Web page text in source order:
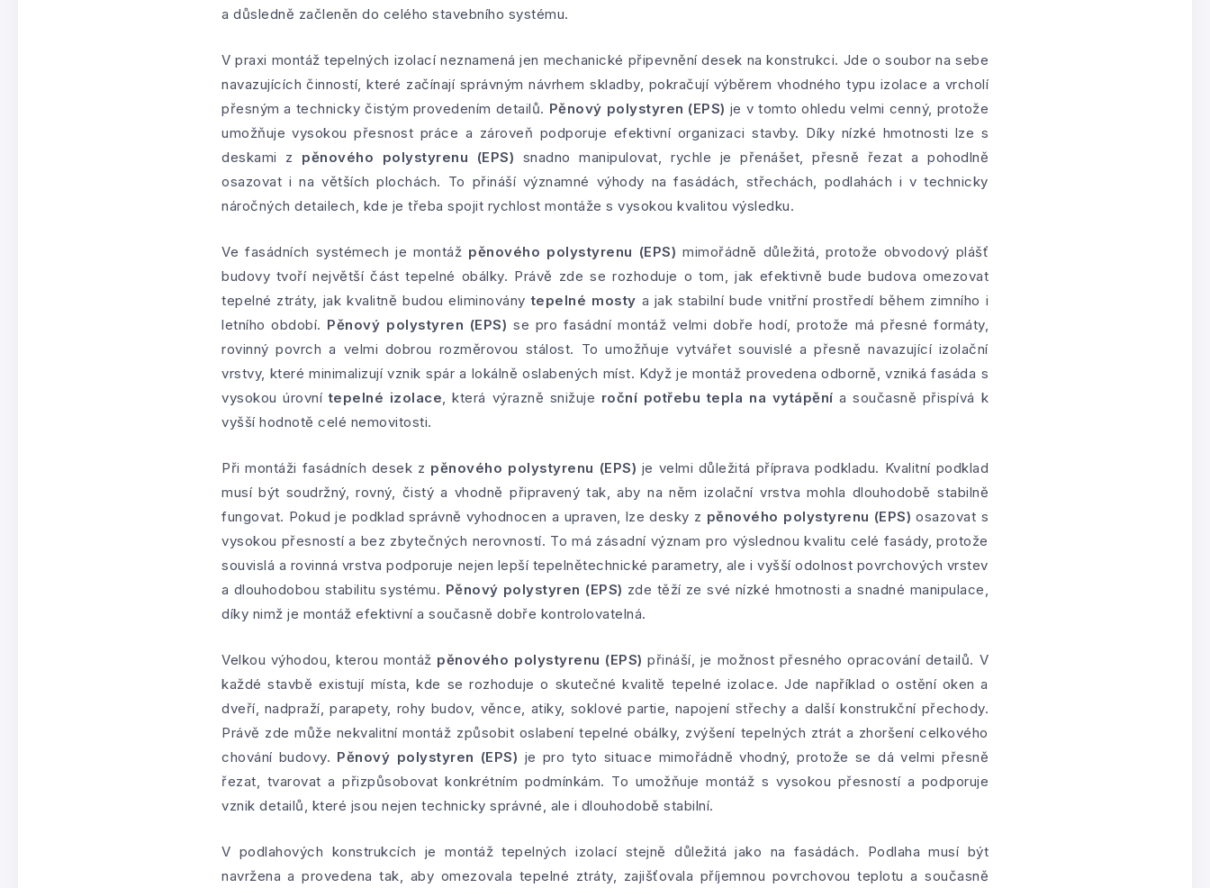
a důsledně začleněn do celého stavebního systému.
V praxi montáž tepelných izolací neznamená jen mechanické připevnění desek na konstrukci. Jde o soubor na sebe
navazujících činností, které začínají správným návrhem skladby, pokračují výběrem vhodného typu izolace a vrcholí
přesným a technicky čistým provedením detailů. Pěnový polystyren (EPS) je v tomto ohledu velmi cenný, protože
umožňuje vysokou přesnost práce a zároveň podporuje efektivní organizaci stavby. Díky nízké hmotnosti lze s
deskami z pěnového polystyrenu (EPS) snadno manipulovat, rychle je přenášet, přesně řezat a pohodlně
osazovat i na větších plochách. To přináší významné výhody na fasádách, střechách, podlahách i v technicky
náročných detailech, kde je třeba spojit rychlost montáže s vysokou kvalitou výsledku.
Ve fasádních systémech je montáž pěnového polystyrenu (EPS) mimořádně důležitá, protože obvodový plášť
budovy tvoří největší část tepelné obálky. Právě zde se rozhoduje o tom, jak efektivně bude budova omezovat
tepelné ztráty, jak kvalitně budou eliminoványtepelné mosty a jak stabilní bude vnitřní prostředí během zimního i
letního období. Pěnový polystyren (EPS) se pro fasádní montáž velmi dobře hodí, protože má přesné formáty,
rovinný povrch a velmi dobrou rozměrovou stálost. To umožňuje vytvářet souvislé a přesně navazující izolační
vrstvy, které minimalizují vznik spár a lokálně oslabených míst. Když je montáž provedena odborně, vzniká fasáda s
vysokou úrovnítepelné izolace, která výrazně snižuje roční potřebu tepla na vytápění a současně přispívá k
vyšší hodnotě celé nemovitosti.
Při montáži fasádních desek z pěnového polystyrenu (EPS) je velmi důležitá příprava podkladu. Kvalitní podklad
musí být soudržný, rovný, čistý a vhodně připravený tak, aby na něm izolační vrstva mohla dlouhodobě stabilně
fungovat. Pokud je podklad správně vyhodnocen a upraven, lze desky z pěnového polystyrenu (EPS) osazovat s
vysokou přesností a bez zbytečných nerovností. To má zásadní význam pro výslednou kvalitu celé fasády, protože
souvislá a rovinná vrstva podporuje nejen lepší tepelnětechnické parametry, ale i vyšší odolnost povrchových vrstev
a dlouhodobou stabilitu systému. Pěnový polystyren (EPS) zde těží ze své nízké hmotnosti a snadné manipulace,
díky nimž je montáž efektivní a současně dobře kontrolovatelná.
Velkou výhodou, kterou montáž pěnového polystyrenu (EPS) přináší, je možnost přesného opracování detailů. V
každé stavbě existují místa, kde se rozhoduje o skutečné kvalitě tepelné izolace. Jde například o ostění oken a
dveří, nadpraží, parapety, rohy budov, věnce, atiky, soklové partie, napojení střechy a další konstrukční přechody.
Právě zde může nekvalitní montáž způsobit oslabení tepelné obálky, zvýšení tepelných ztrát a zhoršení celkového
chování budovy. Pěnový polystyren (EPS) je pro tyto situace mimořádně vhodný, protože se dá velmi přesně
řezat, tvarovat a přizpůsobovat konkrétním podmínkám. To umožňuje montáž s vysokou přesností a podporuje
vznik detailů, které jsou nejen technicky správné, ale i dlouhodobě stabilní.
V podlahových konstrukcích je montáž tepelných izolací stejně důležitá jako na fasádách. Podlaha musí být
navržena a provedena tak, aby omezovala tepelné ztráty, zajišťovala příjemnou povrchovou teplotu a současně